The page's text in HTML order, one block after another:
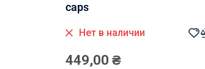
caps
Нет в наличии
449,00 ₴